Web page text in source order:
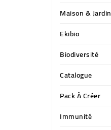
Maison & Jardin
Ekibio
Biodiversité
Catalogue
Pack À Créer
Immunité